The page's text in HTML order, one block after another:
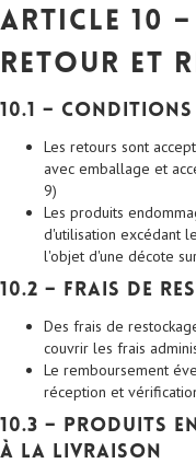
Article 10
Retour et
10.1 –
Les retours sont
avec emballage et
9)
Les produits
d'utilisation excédant
l'objet d'une décote
10.2 – Frais de
Des frais de
couvrir les frais
Le remboursement
réception et
10.3 – Produits
à la livraison